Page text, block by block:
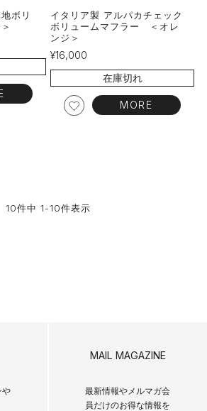
ボリ
イタリア製 アルパカチェック
ボリュームマフラー ＜オレ
ンジ＞
¥16,000
在庫切れ
MORE
10件中 1-10件表示
や
MAIL MAGAZINE
最新情報やメルマガ会
員だけのお得な情報を